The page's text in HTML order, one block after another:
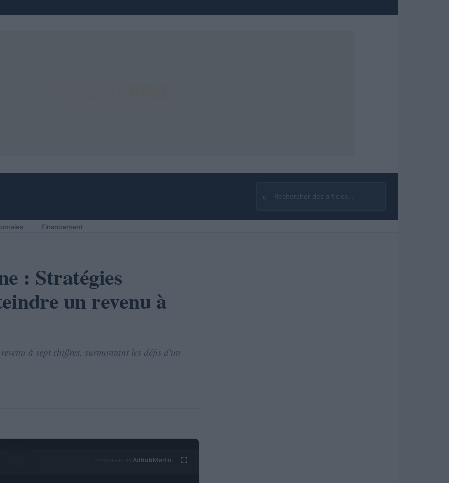
⌕
Rechercher
Financement
: Stratégies
un revenu à
à sept chiffres, surmontant les défis d'un
Ad hubMedia